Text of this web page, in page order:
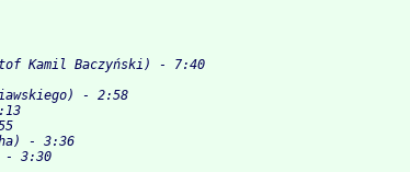
Kamil Baczyński) - 7:40
- 2:58
- 3:36
- 3:30